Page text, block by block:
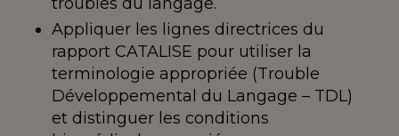
Appliquer les lignes directrices du
rapport CATALISE pour utiliser la
terminologie appropriée (Trouble
Développemental du Langage – TDL)
et distinguer les conditions